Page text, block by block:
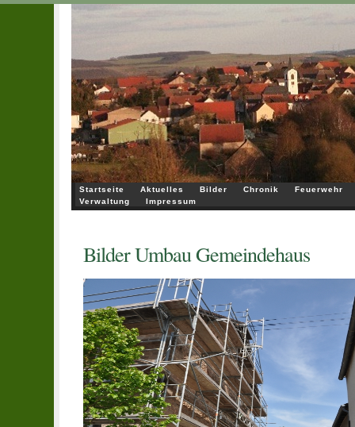
Startseite Aktuelles Bilder Chronik
Feuerwehr
Verwaltung
Impressum
Bilder Umbau Gemeindehaus